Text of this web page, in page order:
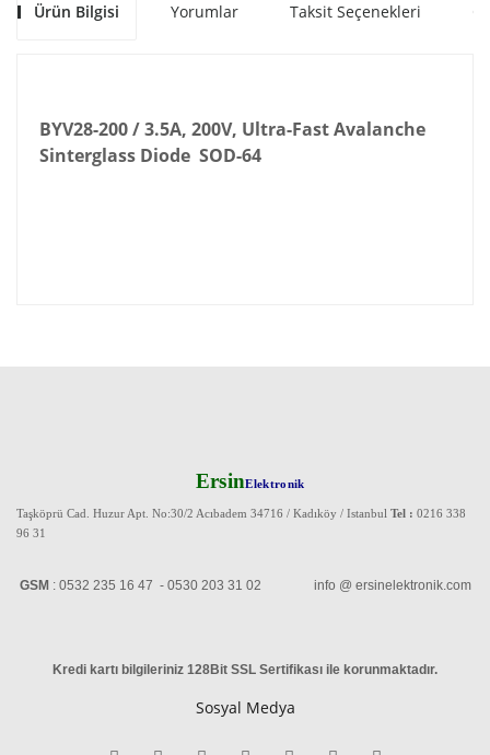
Ürün Bilgisi Yorumlar Taksit Seçenekleri
BYV28-200 / 3.5A, 200V, Ultra-Fast Avalanche
Sinterglass Diode SOD-64
ErsinElektronik
Taşköprü Cad. Huzur Apt. No:30/2 Acıbadem 34716 / Kadıköy / Istanbul Tel : 0216 338
96 31
GSM : 0532 235 16 47 - 0530 203 31 02 info @ ersinelektronik.com
Kredi kartı bilgileriniz 128Bit SSL Sertifikası ile korunmaktadır.
Sosyal Medya